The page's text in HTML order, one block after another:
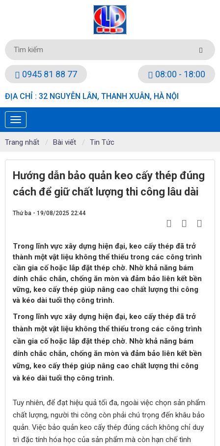
0945 81 88 77 08:00 - 18:00
ĐỊA CHỈ : 32 NGUYỄN LÂN, THANH XUÂN, HÀ NỘI
Trang nhất Bài viết Tin Tức
Hướng dẫn bảo quản keo cấy thép đúng
cách để giữ chất lượng thi công lâu dài
Thứ ba - 19/08/2025 22:44
Trong lĩnh vực xây dựng hiện đại, keo cấy thép đã trở
thành một vật liệu không thể thiếu trong các công trình
cần gia cố hoặc lắp đặt thép chờ. Nhờ khả năng bám
dính chắc chắn, chống ăn mòn và đảm bảo liên kết bền
vững, keo cấy thép giúp nâng cao chất lượng thi công
và kéo dài tuổi thọ công trình.
Trong lĩnh vực xây dựng hiện đại, keo cấy thép đã trở
thành một vật liệu không thể thiếu trong các công trình
cần gia cố hoặc lắp đặt thép chờ. Nhờ khả năng bám
dính chắc chắn, chống ăn mòn và đảm bảo liên kết bền
vững, keo cấy thép giúp nâng cao chất lượng thi công
và kéo dài tuổi thọ công trình.
Tuy nhiên, để đạt hiệu quả tối đa, ngoài việc chọn sản phẩm
chất lượng, người thi công còn phải chú trọng đến khâu bảo
quản. Việc bảo quản keo cấy thép đúng cách không chỉ duy
trì đặc tính hóa học của sản phẩm mà còn hạn chế tình